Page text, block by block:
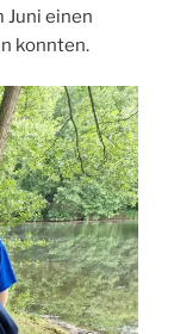
Juni einen
konnten.